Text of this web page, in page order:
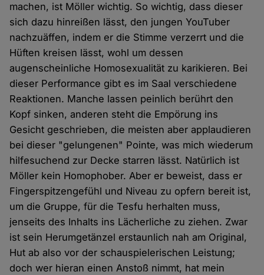
machen, ist Möller wichtig. So wichtig, dass dieser
sich dazu hinreißen lässt, den jungen YouTuber
nachzuäffen, indem er die Stimme verzerrt und die
Hüften kreisen lässt, wohl um dessen
augenscheinliche Homosexualität zu karikieren. Bei
dieser Performance gibt es im Saal verschiedene
Reaktionen. Manche lassen peinlich berührt den
Kopf sinken, anderen steht die Empörung ins
Gesicht geschrieben, die meisten aber applaudieren
bei dieser "gelungenen" Pointe, was mich wiederum
hilfesuchend zur Decke starren lässt. Natürlich ist
Möller kein Homophober. Aber er beweist, dass er
Fingerspitzengefühl und Niveau zu opfern bereit ist,
um die Gruppe, für die Tesfu herhalten muss,
jenseits des Inhalts ins Lächerliche zu ziehen. Zwar
ist sein Herumgetänzel erstaunlich nah am Original,
Hut ab also vor der schauspielerischen Leistung;
doch wer hieran einen Anstoß nimmt, hat mein